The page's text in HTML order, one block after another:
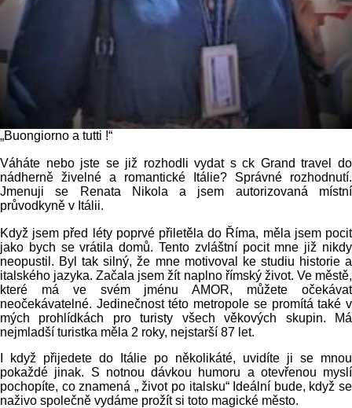
„Buongiorno a tutti !“
Váháte nebo jste se již rozhodli vydat s ck Grand travel do
nádherně živelné a romantické Itálie? Správné rozhodnutí.
Jmenuji se Renata Nikola a jsem autorizovaná místní
průvodkyně v Itálii.
Když jsem před léty poprvé přiletěla do Říma, měla jsem pocit
jako bych se vrátila domů. Tento zvláštní pocit mne již nikdy
neopustil. Byl tak silný, že mne motivoval ke studiu historie a
italského jazyka. Začala jsem žít naplno římský život. Ve městě,
které má ve svém jménu AMOR, můžete očekávat
neočekávatelné. Jedinečnost této metropole se promítá také v
mých prohlídkách pro turisty všech věkových skupin. Má
nejmladší turistka měla 2 roky, nejstarší 87 let.
I když přijedete do Itálie po několikáté, uvidíte ji se mnou
pokaždé jinak. S notnou dávkou humoru a otevřenou myslí
pochopíte, co znamená „ život po italsku“ Ideální bude, když se
naživo společně vydáme prožít si toto magické město.